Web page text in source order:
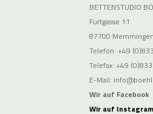
BETTENSTUDIO
Furtgasse 11
87700 Memmingen
Telefon: +49
Telefax: +49
E-Mail:
Wir auf Facebook
Wir auf